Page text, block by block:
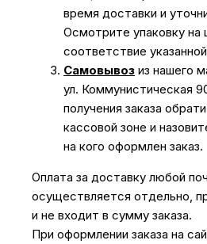
время доставки и
Осмотрите упаковку на
соответствие
Самовывоз из нашего
ул. Коммунистическая
получения заказа
кассовой зоне и
на кого оформлен заказ.
Оплата за доставку любой
осуществляется отдельно,
и не входит в сумму заказа.
При оформлении заказа на